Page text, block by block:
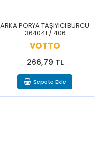
ARKA PORYA TAŞIYICI BURCU
364041 / 406
VOTTO
266,79 TL
Sepete Ekle